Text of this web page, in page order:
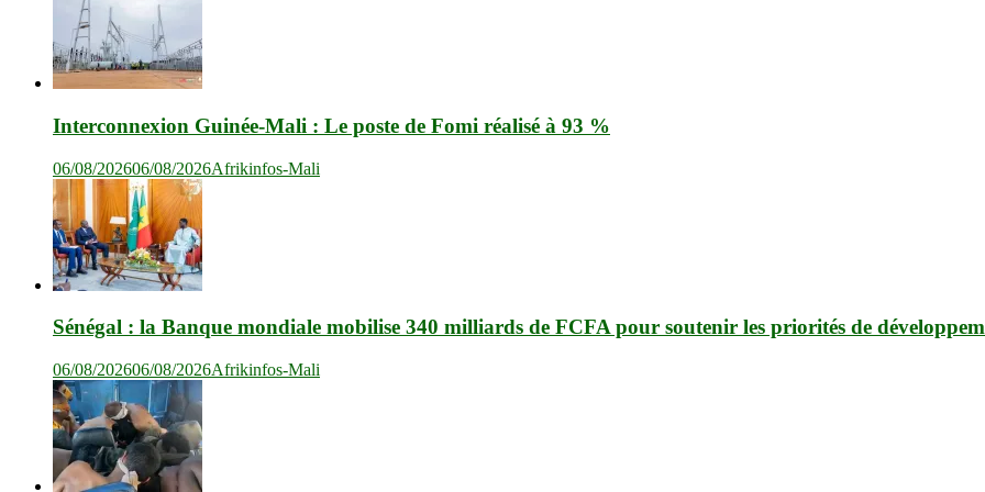
Interconnexion Guinée-Mali : Le poste de Fomi réalisé à 93 %
06/08/202606/08/2026Afrikinfos-Mali
Sénégal : la Banque mondiale mobilise 340 milliards de FCFA pour soutenir les priorités de
06/08/202606/08/2026Afrikinfos-Mali